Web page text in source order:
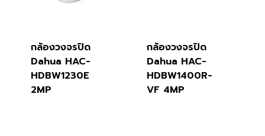
กล้องวงจรปิด
Dahua HAC-
HDBW1230E
2MP
กล้องวงจรปิด
Dahua HAC-
HDBW1400R-
VF 4MP